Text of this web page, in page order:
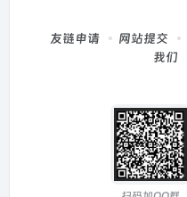
友链申请 网站提交
我们